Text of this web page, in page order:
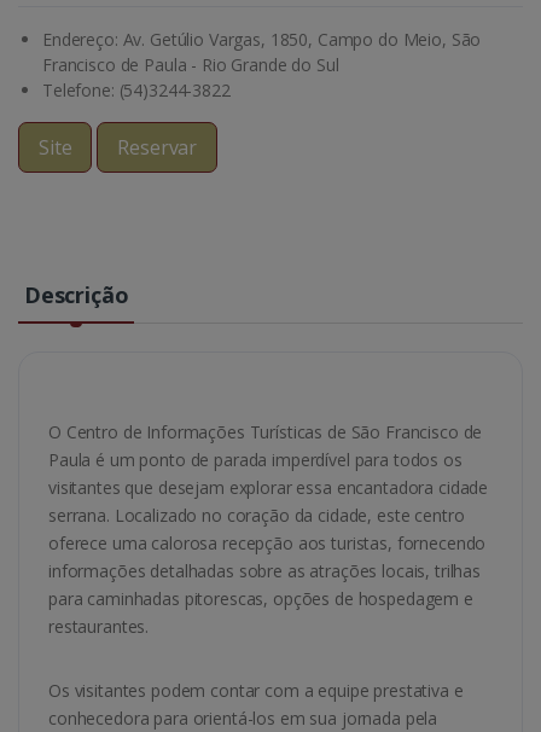
Endereço: Av. Getúlio Vargas, 1850, Campo do Meio, São
Francisco de Paula - Rio Grande do Sul
Telefone: (54)3244-3822
Site Reservar
Descrição
O Centro de Informações Turísticas de São Francisco de
Paula é um ponto de parada imperdível para todos os
visitantes que desejam explorar essa encantadora cidade
serrana. Localizado no coração da cidade, este centro
oferece uma calorosa recepção aos turistas, fornecendo
informações detalhadas sobre as atrações locais, trilhas
para caminhadas pitorescas, opções de hospedagem e
restaurantes.
Os visitantes podem contar com a equipe prestativa e
conhecedora para orientá-los em sua jornada pela